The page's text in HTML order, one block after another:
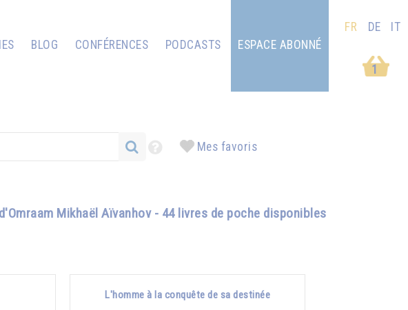
BLOG CONFÉRENCES
PODCASTS
1
ESPACE ABONNÉ
FR DE IT
Mes favoris
Mikhaël Aïvanhov - 44 livres de poche disponibles
L'homme à la conquête de sa destinée